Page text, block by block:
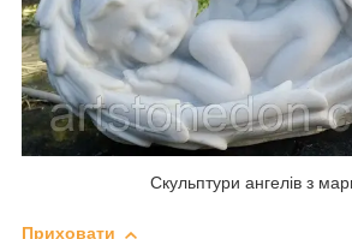
Скульптури ангелів з
Приховати